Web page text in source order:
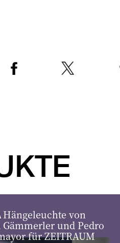
Hängeleuchte von
Gämmerler und Pedro
für ZEITRAUM